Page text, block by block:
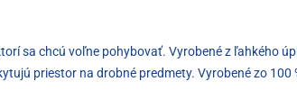
sa chcú voľne pohybovať. Vyrobené z ľahkého
priestor na drobné predmety. Vyrobené zo